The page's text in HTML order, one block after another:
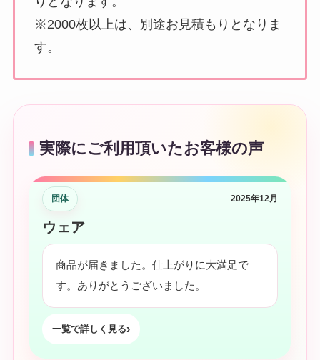
※2000枚以上は、別途お見積もりとなりま
す。
実際にご利用頂いたお客様の声
団体 2025年12月
ウェア
商品が届きました。仕上がりに大満足で
す。ありがとうございました。
一覧で詳しく見る